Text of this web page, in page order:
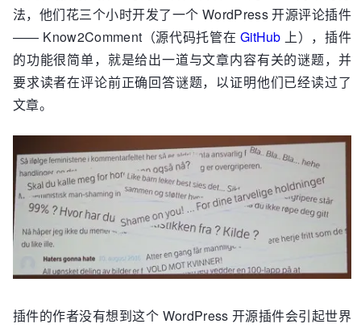
法，他们花三个小时开发了一个 WordPress 开源评论插件
—— Know2Comment（源代码托管在GitHub 上），插件
的功能很简单，就是给出一道与文章内容有关的谜题，并
要求读者在评论前正确回答谜题，以证明他们已经读过了
文章。
插件的作者没有想到这个 WordPress 开源插件会引起世界